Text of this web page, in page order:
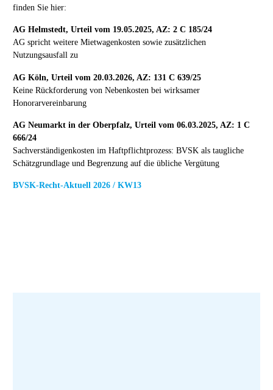
finden Sie hier:
AG Helmstedt, Urteil vom 19.05.2025, AZ: 2 C 185/24
AG spricht weitere Mietwagenkosten sowie zusätzlichen
Nutzungsausfall zu
AG Köln, Urteil vom 20.03.2026, AZ: 131 C 639/25
Keine Rückforderung von Nebenkosten bei wirksamer
Honorarvereinbarung
AG Neumarkt in der Oberpfalz, Urteil vom 06.03.2025, AZ: 1 C
666/24
Sachverständigenkosten im Haftpflichtprozess: BVSK als taugliche
Schätzgrundlage und Begrenzung auf die übliche Vergütung
BVSK-Recht-Aktuell 2026 / KW13